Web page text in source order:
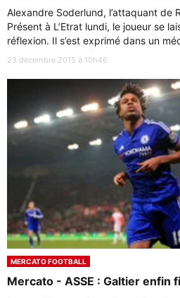
Alexandre Soderlund, l’attaquant de
Présent à L’Etrat lundi, le joueur se
réflexion. Il s’est exprimé dans un
23 décembre 2015 à 10h46
MERCATO FOOTBALL
Mercato - ASSE : Galtier enfin